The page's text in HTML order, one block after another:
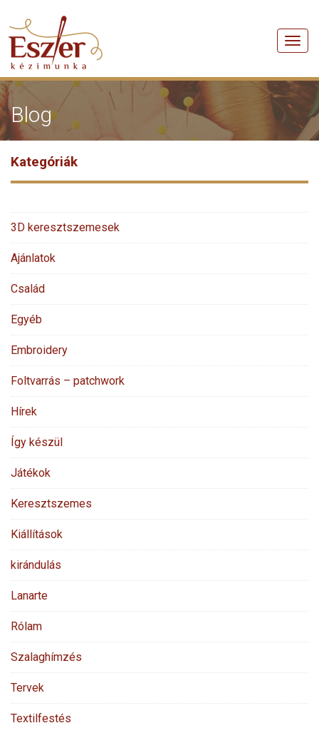
Menü
Blog
Kategóriák
3D keresztszemesek
Ajánlatok
Család
Egyéb
Embroidery
Foltvarrás – patchwork
Hírek
Így készül
Játékok
Keresztszemes
Kiállítások
kirándulás
Lanarte
Rólam
Szalaghímzés
Tervek
Textilfestés